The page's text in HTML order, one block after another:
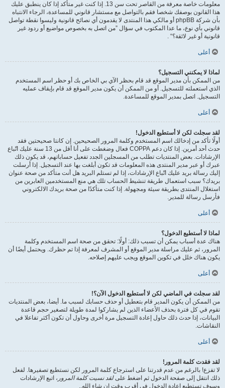
معلومات خاصة معرفة من القاصر تحت سن 13. إذا كنت غير متأكد إذا كان ينطبق عليك
هذا القانون بوصفك شخصا فقم بالتواصل مع مستشار قانوني للمساعدة، الرجاء الانتباه
بأن شركة phpBB أو مالكي هذا المنتدى لا يقدمون أي نصائح قانونية وليسوا نقطة تواصل
قانوني بأي نوع، ما عدا المكتوب في سؤال ”من اتصل به بخصوص مواضيع أو ردود غير
قانونية أو غير لائقة؟“ .
أعلى
لماذا لا يمكنني التسجيل؟
من الممكن بأن مدير الموقع قد قام بحظر الآي بي الخاص بك أو حظر اسم المستخدم
الذي استعملته للتسجيل. أو من الممكن أن يكون مدير الموقع قد قام بإيقاف عمليه
التسجيل. اتصل بمدير الموقع للمساعدة.
أعلى
لقد سجلت لكن لا أستطيع الدخول!
أولًا تأكد من إدخالك اسم المستخدم وكلمة المرور الصحيحين. إن كانتا صحيحتين فقد
حدث أحد أمرين. إذا كان دعم COPPA فعال وضغطت على أنا أقل من 13 سنة عليك اتّباع
الإرشادات. بعض المنتديات تطلب من المسجلين الجدد تفعيل حساباتهم، قد يكون ذلك
عبرك أو عبر مدير المنتدى هذه المعلومات قد تكون أبلغت بها عند التسجيل. إذا أرسلت
إليك رسالة بريد عليك اتّباع الإرشادات، إذا لم تستلم البريد هل أنت متأكد من صحة عنوان
بريدك؟ سبب استعمال طريقة تنشيط الحساب تلك هي منع المستخدمين العابرين من
استغلال المنتدى بطريقة سيئة ومجهولة. إذا كنت متأكدًا من صحة بريدك الالكتروني
فأرسل رسالة للمدير.
أعلى
لماذا لا أستطيع الدخول؟
هناك عدة أسباب يمكن أن تسبب ذلك: أولًا: تحقق من صحة اسم المستخدم وكلمة
المرور، ثم عليك مراسلة مدير الموقع أو المشرف لمعرفة إذا تم حظرك. ويحتمل أيضًا أن
يكون هناك خلل في تكوين الموقع ويجب عليهم إصلاحه.
أعلى
لقد سجلت في الماضي لكن لا أستطيع الدخول الآن؟!
من الممكن أن يكون المدير قام بتعطيل أو حذف حسابك لسبب ما. أيضا، بعض المنتديات
تقوم في كل فترة بحذف الأعضاء الذين لم يشاركوا لمدة طويلة لتصغير حجم قاعدة
البيانات، إذا حدث ذلك حاول إعادة التسجيل مرة أخرى وحاول أن تكون أكثر تفاعلا في
النقاشات.
أعلى
لقد فقدت كلمة المرور!
لا تفزع! بالرغم من عدم قدرتنا على استرجاع كلمة المرور لكن نستطيع تصفيرها. لفعل
ذلك انتقل إلى صفحة الدخول ثم اضغط علىلقد نسيت كلمة المرور ، اتبع الإرشادات
وسوف تستطيع إعادة الدخول في أقرب وقت إن شاء الله..